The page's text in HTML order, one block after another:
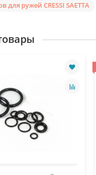
для ружей CRESSI SAETTA